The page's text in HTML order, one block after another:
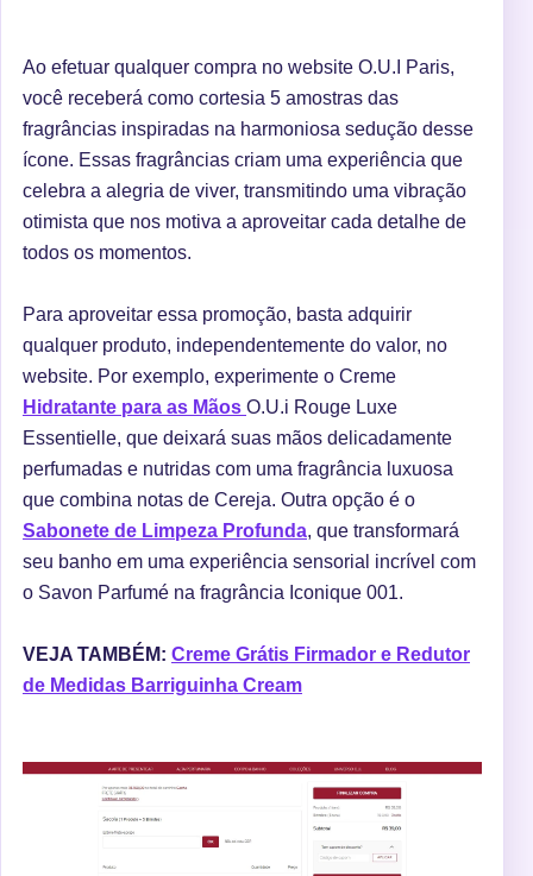
Ao efetuar qualquer compra no website O.U.I Paris,
você receberá como cortesia 5 amostras das
fragrâncias inspiradas na harmoniosa sedução desse
ícone. Essas fragrâncias criam uma experiência que
celebra a alegria de viver, transmitindo uma vibração
otimista que nos motiva a aproveitar cada detalhe de
todos os momentos.
Para aproveitar essa promoção, basta adquirir
qualquer produto, independentemente do valor, no
website. Por exemplo, experimente o Creme
Hidratante para as Mãos O.U.i Rouge Luxe
Essentielle, que deixará suas mãos delicadamente
perfumadas e nutridas com uma fragrância luxuosa
que combina notas de Cereja. Outra opção é o
Sabonete de Limpeza Profunda, que transformará
seu banho em uma experiência sensorial incrível com
o Savon Parfumé na fragrância Iconique 001.
VEJA TAMBÉM: Creme Grátis Firmador e Redutor
de Medidas Barriguinha Cream